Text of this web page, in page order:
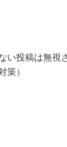
い投稿は無視
策）